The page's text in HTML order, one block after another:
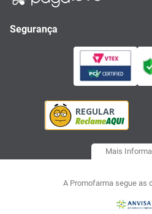
Segurança
Mais
A Promofarma segue as